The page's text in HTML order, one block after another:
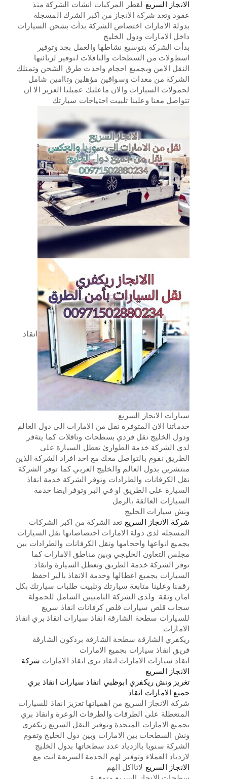
الانجاز السريع لقطر المركبات انشات الشركة منذ
عقود وتعد شركة الانجاز من اكبر الشرك المسجلة
بدولة الامارات اختصاص الشركة بدأت بشحن السيارات
داخل الامارات ودول الخليج
بدأت الشركة بتوسيع نشاطها والعمل بجد وتوفير
اسطولات من السطحات والناقلات لتوفير لزبائنها
النقل الامن وبجميع احجام واحدث طرق الشحن وتمتلك
الشركة من معدات وسواقين مؤهلين وتاامين شامل
لحمولات السيارات والان ماعليك عميلنا العزير الا ان
تتواصل معنا وعلينا تلبيت احتياجات سيارتك
انقاذ
سيارات الانجاز السريع
خدماتنا الان المتوفرة نقل من الامارات الى دول العالم
ودول الخليج نقل فردي بسطحات وناقلات كما يتةفر
لدى الشركة خدمة الطوارئ تعطل السيارة على
الطريق نقوم بالتواصل معك مع احد افراد الشركة الذين
منتشرين بدول العالم والخليج العربي كما توفر الشركة
نقل الكرفانات والطرادات وتوفر الشركة خدمة انقاذ
السيارة على الطريق او في البر وتوفر ايضا خدمة
السيارات العالقة بالرمل
ونش سيارات الخليج
شركة الانجاز السريع تعد الشركة من اكبر الشركات
المسجله لدى دولة الامارات اختصاصاتها نقل السيارات
بجميع انواعها واحجامها ونقل الكرفانات والطرادات بين
مجلس التعاون الخليجي وبين مناطق الامارات كما
توفر الشركة خدمة الطريق وتعطل السيارة وانقاذ
السيارات بجميع اعطالها وخدمة الانقاذ بالبر احفظ
رقمنا وعلينا متابعة سيارتك وتلبيت طلبات سيارتك بكل
امان وثقة ولدى الشركة التامييين الشامل للحمولة
سحاب قلص سيارات قلص كرفانات انقاذ سريع
للسيارات سطحة الشارقة انقاذ سيارات انقاذ بري انقاذ
الامارات
ريكفري الشارقة سطحة الشارقة بردكون الشارقة
فريق انقاذ سيارات بجميع الامارات
انقاذ سيارات الامارات انقاذ بري انقاذ الامارات شركة
الانجاز السريع
تغريز ونش ريكفري ابوظبي انقاذ سيارات انقاذ بري
جميع الامارات انقاذ
شركة الانجاز السريع من اهمياتها تعزيز انقاذ للسيارات
المتعطلة على الطرقات والطرقات الوعرة وانقاذ بري
بجميع الامارات المتحدة وتوفير النقل السريع ريكفري
ونش السطحات بين الامارات وبين دول الخليج وتقوم
الشركة سنويا باازدياد عدد سطحاتها بدول الخليج
لازدياد العملاء وتوفير لهم الخدمة السريعة انت مع
الانجاز السريع لاتااكل الهم